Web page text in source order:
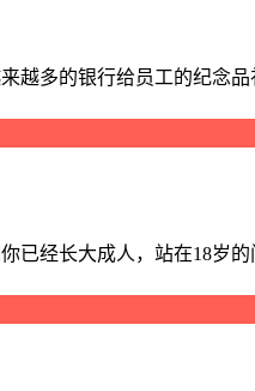
多的银行给员工的纪念
经长大成人，站在18岁